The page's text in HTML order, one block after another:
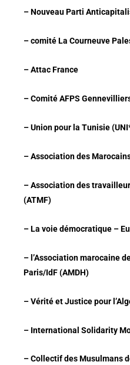
– Nouveau Parti
– comité La Courneuve
–Attac France
– Comité AFPS
– Union pour la Tunisie
– Association des
– Association des
(ATMF)
– La voie démocratique –
– l’Association marocaine
Paris/IdF (AMDH)
– Vérité et Justice pour
– International Solidarity
– Collectif des Musulmans